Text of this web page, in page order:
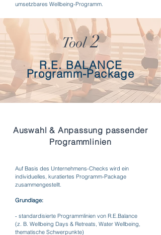
umsetzbares Wellbeing-Programm.
Tool 2
R.E. BALANCE
Programm-Package
Auswahl & Anpassung passender
Programmlinien
Auf Basis des Unternehmens-Checks wird ein
individuelles, kuratiertes Programm-Package
zusammengestellt.
Grundlage:
​- standardisierte Programmlinien von R.E.Balance
(z. B. Wellbeing Days & Retreats, Water Wellbeing,
thematische Schwerpunkte)